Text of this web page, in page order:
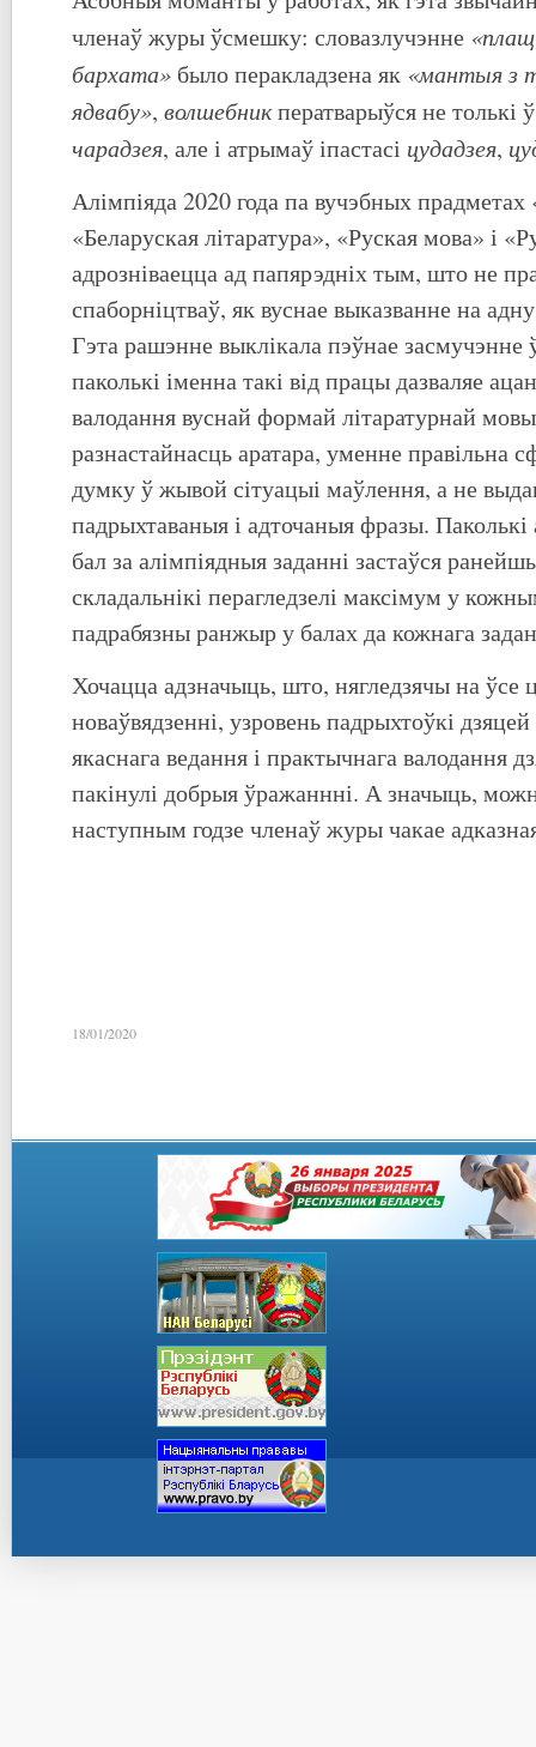
членаў журы ўсмешку: словазлучэнне
бархата» было перакладзена як «мантыя з
ядвабу», волшебникператварыўся не толькі
чарадзея, але і атрымаў іпастасі цудадзея,
Алімпіяда 2020 года па вучэбных прадметах
«Беларуская літаратура», «Руская мова» і
адрозніваецца ад папярэдніх тым, што не
спаборніцтваў, як вуснае выказванне на
Гэта рашэнне выклікала пэўнае засмучэнне
паколькі іменна такі від працы дазваляе
валодання вуснай формай літаратурнай
разнастайнасць аратара, уменне правільна
думку ў жывой сітуацыі маўлення, а не
падрыхтаваныя і адточаныя фразы.
бал за алімпіядныя заданні застаўся
складальнікі перагледзелі максімум у
падрабязны ранжыр у балах да кожнага
Хочацца адзначыць, што, нягледзячы на ўсе
новаўвядзенні, узровень падрыхтоўкі
якаснага ведання і практычнага валодання
пакінулі добрыя ўражаннні. А значыць,
наступным годзе членаў журы чакае
18/01/2020